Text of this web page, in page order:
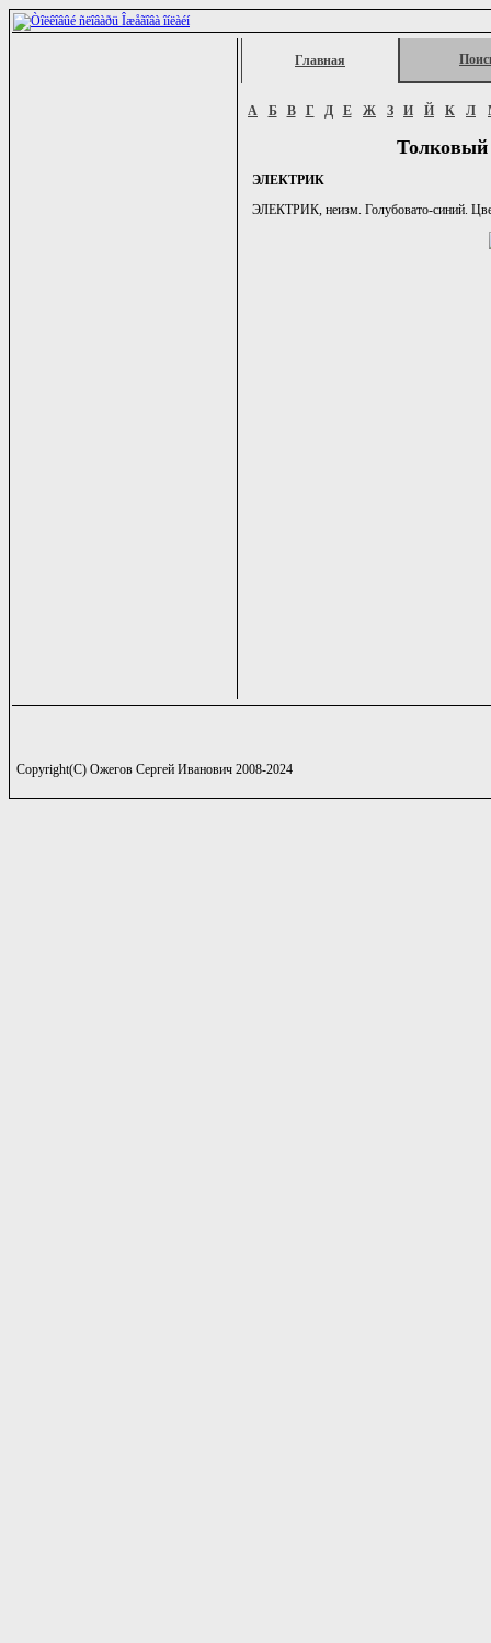
Главная
А Б В Г Д Е Ж З И Й К Л
Толковый
ЭЛЕКТРИК
ЭЛЕКТРИК, неизм. Голубовато-синий.
Copyright(C) Ожегов Сергей Иванович 2008-2024